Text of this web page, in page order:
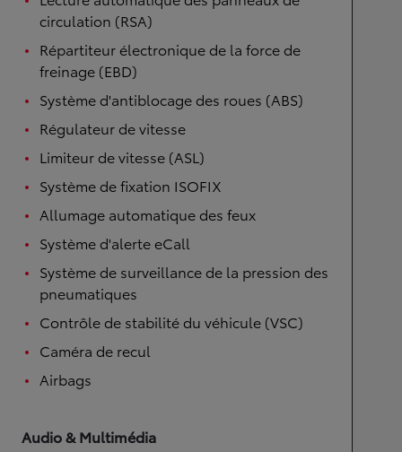
circulation (RSA)
Répartiteur électronique de la force de
freinage (EBD)
Système d'antiblocage des roues (ABS)
Régulateur de vitesse
Limiteur de vitesse (ASL)
Système de fixation ISOFIX
Allumage automatique des feux
Système d'alerte eCall
Système de surveillance de la pression des
pneumatiques
Contrôle de stabilité du véhicule (VSC)
Caméra de recul
Airbags
Audio & Multimédia